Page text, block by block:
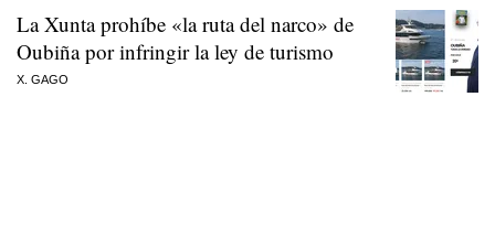
La Xunta prohíbe «la ruta del narco» de
Oubiña por infringir la ley de turismo
X. GAGO